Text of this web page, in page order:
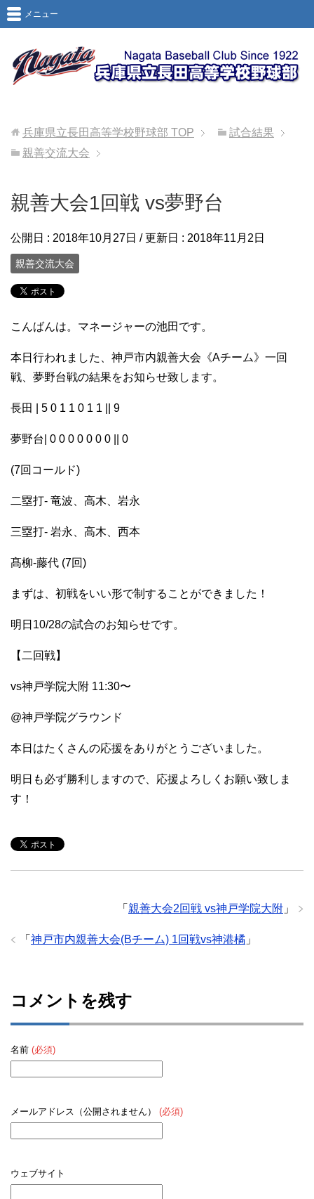
メニュー
兵庫県立長田高等学校野球部 TOP
試合結果
親善交流大会
親善大会1回戦 vs夢野台
公開日 : 2018年10月27日 / 更新日 : 2018年11月2日
親善交流大会
こんばんは。マネージャーの池田です。
本日行われました、神戸市内親善大会《Aチーム》一回
戦、夢野台戦の結果をお知らせ致します。
長田 | 5 0 1 1 0 1 1 || 9
夢野台| 0 0 0 0 0 0 0 || 0
(7回コールド)
二塁打- 竜波、高木、岩永
三塁打- 岩永、高木、西本
髙柳-藤代 (7回)
まずは、初戦をいい形で制することができました！
明日10/28の試合のお知らせです。
【二回戦】
vs神戸学院大附 11:30〜
@神戸学院グラウンド
本日はたくさんの応援をありがとうございました。
明日も必ず勝利しますので、応援よろしくお願い致しま
す！
「 親善大会2回戦 vs神戸学院大附 」
「 神戸市内親善大会(Bチーム) 1回戦vs神港橘 」
コメントを残す
名前 (必須)
メールアドレス（公開されません） (必須)
ウェブサイト